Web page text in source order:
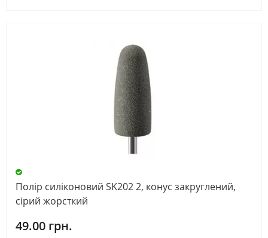
Полір силіконовий SK202 2, конус закруглений,
сірий жорсткий
49.00 грн.